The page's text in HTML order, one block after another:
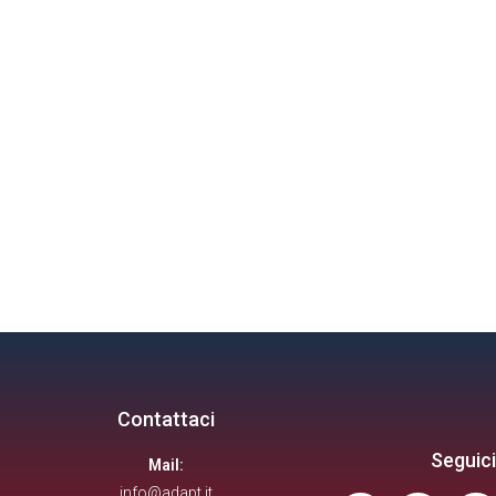
Contattaci
Mail: